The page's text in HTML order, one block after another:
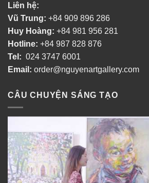
Liên hệ:
Vũ Trung: +84 909 896 286
Huy Hoàng: +84 981 956 281
Hotline: +84 987 828 876
Tel: 024 3747 6001
Email: order@nguyenartgallery.com
CÂU CHUYỆN SÁNG TẠO